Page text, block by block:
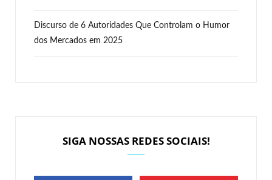
Discurso de 6 Autoridades Que Controlam o Humor
dos Mercados em 2025
SIGA NOSSAS REDES SOCIAIS!